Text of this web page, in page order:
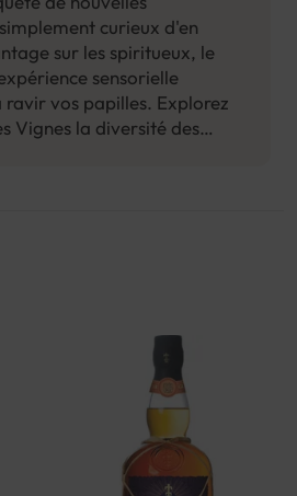
curieux d'en
sur les spiritueux, le
sensorielle
ravir vos papilles. Explorez
Vignes la diversité des